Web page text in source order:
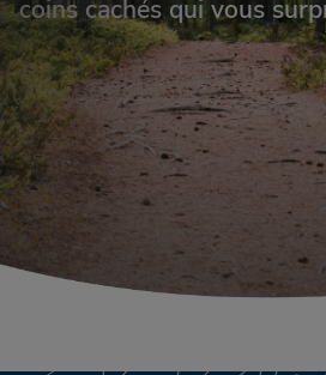
coins cachés qui vous